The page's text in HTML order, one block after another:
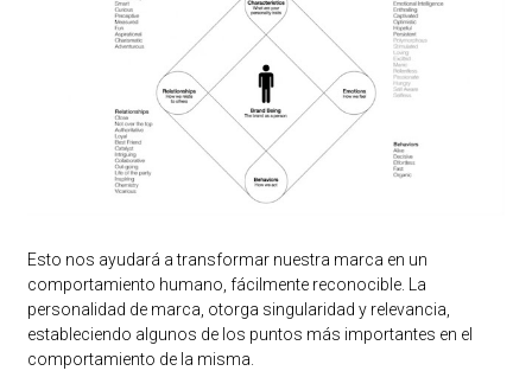
Esto nos ayudará a transformar nuestra marca en un
comportamiento humano, fácilmente reconocible. La
personalidad de marca, otorga singularidad y relevancia,
estableciendo algunos de los puntos más importantes en el
comportamiento de la misma.